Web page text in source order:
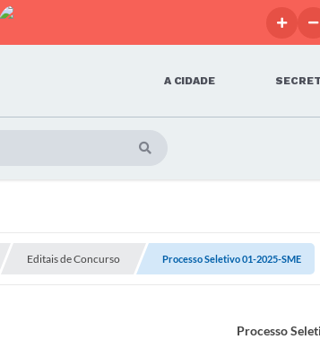
A CIDADE
Editais de Concurso Processo Seletivo 01-2025-SME
Processo